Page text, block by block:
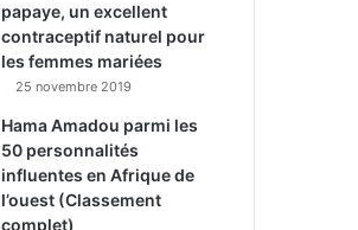
papaye, un excellent
contraceptif naturel pour
les femmes mariées
25 novembre 2019
Hama Amadou parmi les
50 personnalités
influentes en Afrique de
l’ouest (Classement
complet)